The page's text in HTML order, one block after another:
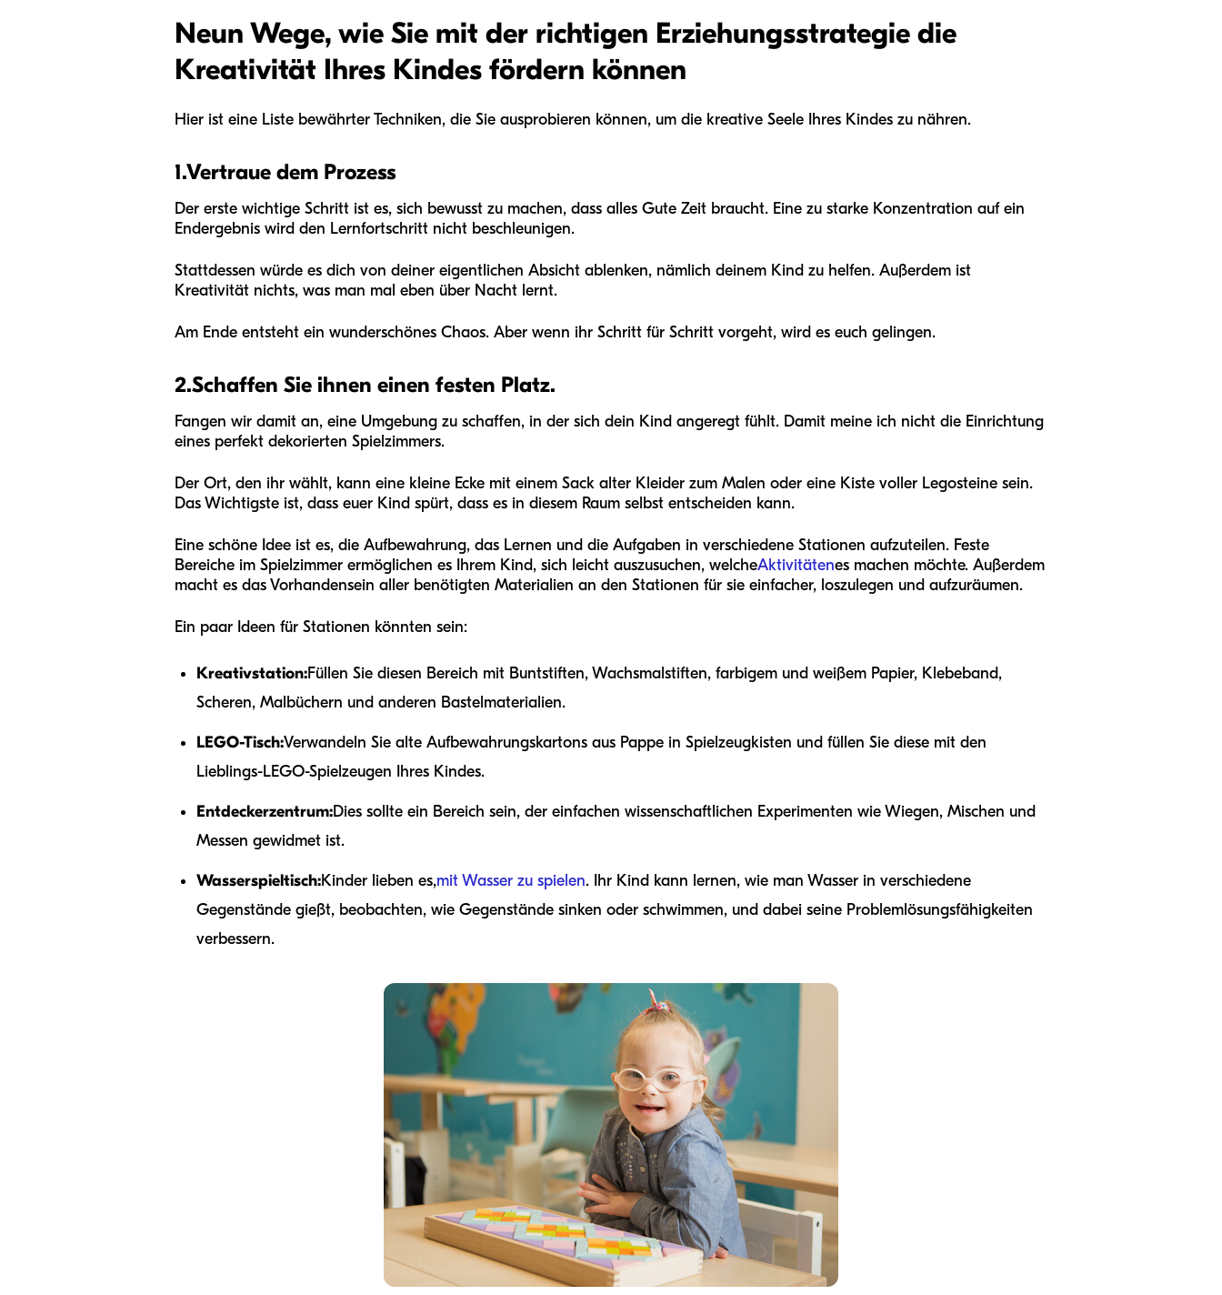
Neun Wege, wie Sie mit der richtigen Erziehungsstrategie die
Kreativität Ihres Kindes fördern können
Hier ist eine Liste bewährter Techniken, die Sie ausprobieren können, um die kreative Seele Ihres Kindes zu nähren.
1.Vertraue dem Prozess
Der erste wichtige Schritt ist es, sich bewusst zu machen, dass alles Gute Zeit braucht. Eine zu starke Konzentration auf ein
Endergebnis wird den Lernfortschritt nicht beschleunigen.
Stattdessen würde es dich von deiner eigentlichen Absicht ablenken, nämlich deinem Kind zu helfen. Außerdem ist
Kreativität nichts, was man mal eben über Nacht lernt.
Am Ende entsteht ein wunderschönes Chaos. Aber wenn ihr Schritt für Schritt vorgeht, wird es euch gelingen.
2.Schaffen Sie ihnen einen festen Platz.
Fangen wir damit an, eine Umgebung zu schaffen, in der sich dein Kind angeregt fühlt. Damit meine ich nicht die Einrichtung
eines perfekt dekorierten Spielzimmers.
Der Ort, den ihr wählt, kann eine kleine Ecke mit einem Sack alter Kleider zum Malen oder eine Kiste voller Legosteine sein.
Das Wichtigste ist, dass euer Kind spürt, dass es in diesem Raum selbst entscheiden kann.
Eine schöne Idee ist es, die Aufbewahrung, das Lernen und die Aufgaben in verschiedene Stationen aufzuteilen. Feste
Bereiche im Spielzimmer ermöglichen es Ihrem Kind, sich leicht auszusuchen, welcheAktivitätenes machen möchte. Außerdem
macht es das Vorhandensein aller benötigten Materialien an den Stationen für sie einfacher, loszulegen und aufzuräumen.
Ein paar Ideen für Stationen könnten sein:
Kreativstation:Füllen Sie diesen Bereich mit Buntstiften, Wachsmalstiften, farbigem und weißem Papier, Klebeband,
Scheren, Malbüchern und anderen Bastelmaterialien.
LEGO-Tisch:Verwandeln Sie alte Aufbewahrungskartons aus Pappe in Spielzeugkisten und füllen Sie diese mit den
Lieblings-LEGO-Spielzeugen Ihres Kindes.
Entdeckerzentrum:Dies sollte ein Bereich sein, der einfachen wissenschaftlichen Experimenten wie Wiegen, Mischen und
Messen gewidmet ist.
Wasserspieltisch:Kinder lieben es,mit Wasser zu spielen. Ihr Kind kann lernen, wie man Wasser in verschiedene
Gegenstände gießt, beobachten, wie Gegenstände sinken oder schwimmen, und dabei seine Problemlösungsfähigkeiten
verbessern.